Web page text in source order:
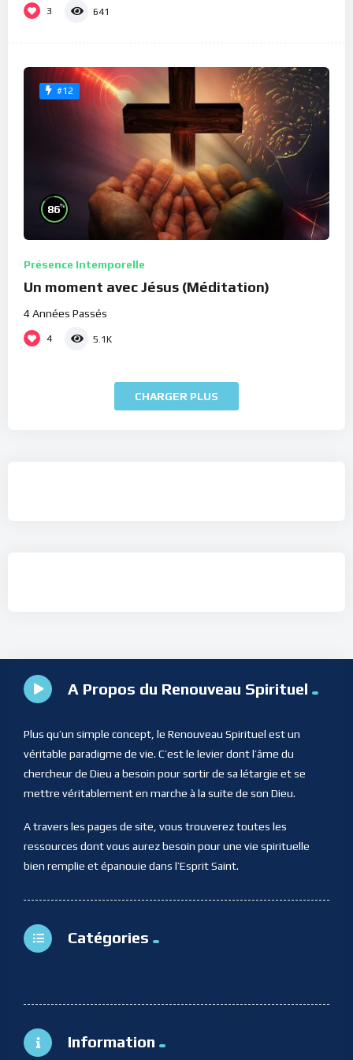
3 641
#12
86%
Présence Intemporelle
Un moment avec Jésus (Méditation)
4 Années Passés
4 5.1K
CHARGER PLUS
A Propos du Renouveau Spirituel
Plus qu’un simple concept, le Renouveau Spirituel est un
véritable paradigme de vie. C’est le levier dont l’âme du
chercheur de Dieu a besoin pour sortir de sa létargie et se
mettre véritablement en marche à la suite de son Dieu.
A travers les pages de site, vous trouverez toutes les
ressources dont vous aurez besoin pour une vie spirituelle
bien remplie et épanouie dans l’Esprit Saint.
Catégories
Information